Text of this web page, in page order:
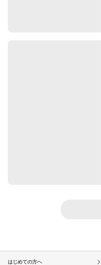
はじめての方へ